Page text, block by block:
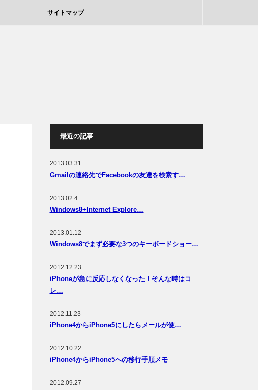
サイトマップ
最近の記事
2013.03.31
Gmailの連絡先でFacebookの友達を検索す…
2013.02.4
Windows8+Internet Explore…
2013.01.12
Windows8でまず必要な3つのキーボードショー…
2012.12.23
iPhoneが急に反応しなくなった！そんな時はコ
レ…
2012.11.23
iPhone4からiPhone5にしたらメールが使…
2012.10.22
iPhone4からiPhone5への移行手順メモ
2012.09.27